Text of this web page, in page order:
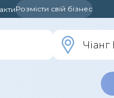
Розмісти свій бізнес